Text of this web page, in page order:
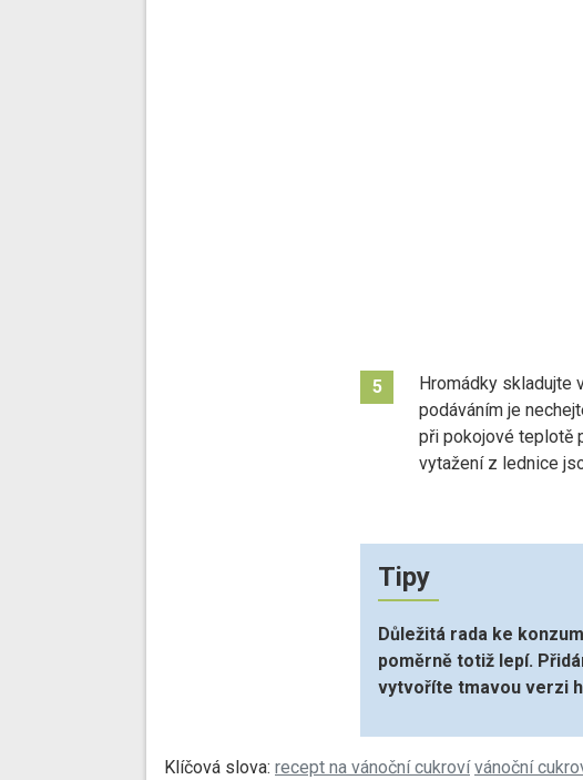
5
Hromádky skladujte
podáváním je
při pokojové teplotě
vytažení z lednice
Tipy
Důležitá rada ke
poměrně totiž lepí.
vytvoříte tmavou verzi
Klíčová slova: recept na vánoční cukroví vánoční